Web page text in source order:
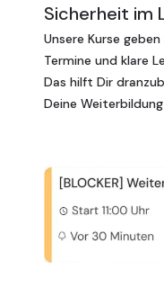
Sicherheit im
Unsere Kurse
Termine und klare
Das hilft Dir
Deine